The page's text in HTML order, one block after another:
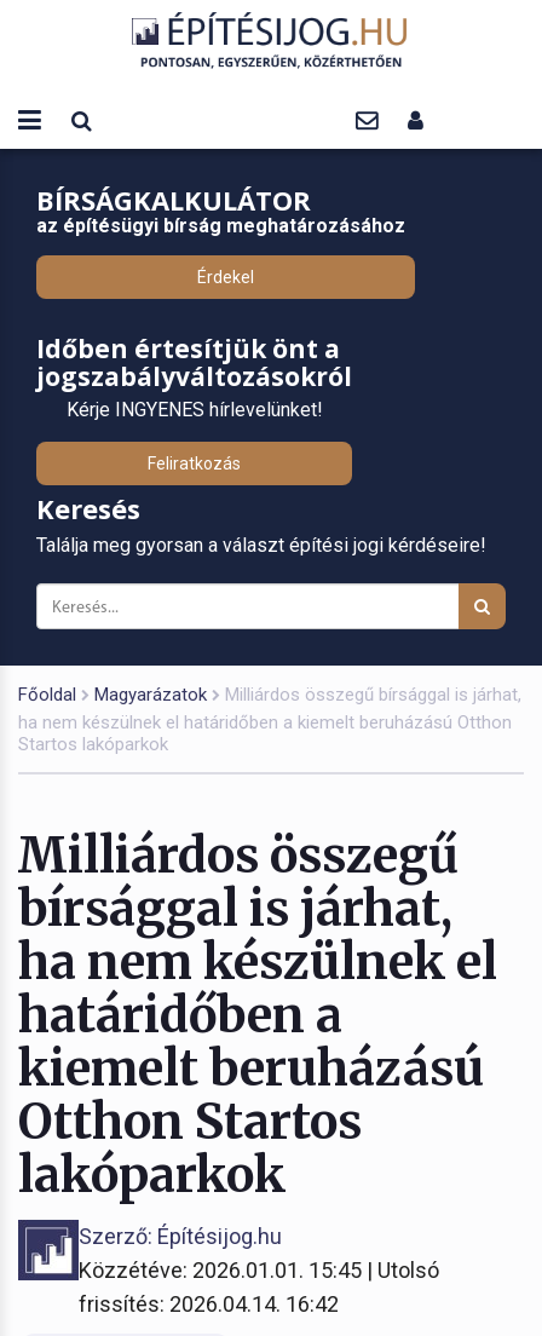
BÍRSÁGKALKULÁTOR
az építésügyi bírság meghatározásához
Érdekel
Időben értesítjük önt a
jogszabályváltozásokról
Kérje INGYENES hírlevelünket!
Feliratkozás
Keresés
Találja meg gyorsan a választ építési jogi kérdéseire!
Főoldal Magyarázatok
Milliárdos összegű bírsággal is járhat,
ha nem készülnek el határidőben a kiemelt beruházású Otthon
Startos lakóparkok
Milliárdos összegű
bírsággal is járhat,
ha nem készülnek el
határidőben a
kiemelt beruházású
Otthon Startos
lakóparkok
Szerző: Építésijog.hu
Közzétéve: 2026.01.01. 15:45 | Utolsó
frissítés: 2026.04.14. 16:42